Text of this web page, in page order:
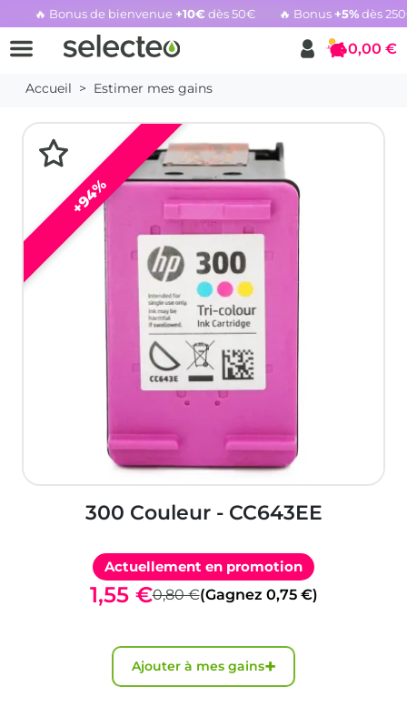
🔥 Bonus de bienvenue +10€ dès 50€ 🔥 Bonus +5%dès
Rachat cartouche vide, voir l'offre promotionnelle
Panier
0,00 €
Accueil Estimer mes gains
+94%
300 Couleur - CC643EE
Actuellement en promotion
1,55 €0,80 €(Gagnez 0,75 €)
Ajouter à mes gains+